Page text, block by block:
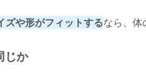
ズや形がフィットするなら、体
じか